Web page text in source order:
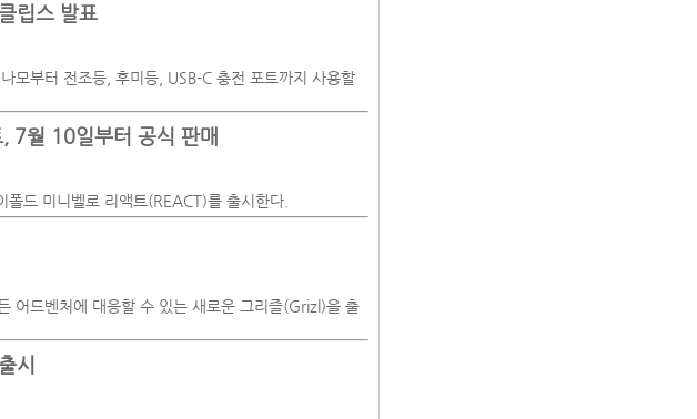
립스 발표
모부터 전조등, 후미등, USB-C 충전 포트까지 사용할
7월 10일부터 공식 판매
드 미니벨로 리액트(REACT)를 출시한다.
어드벤처에 대응할 수 있는 새로운 그리즐(Grizl)을 출
시